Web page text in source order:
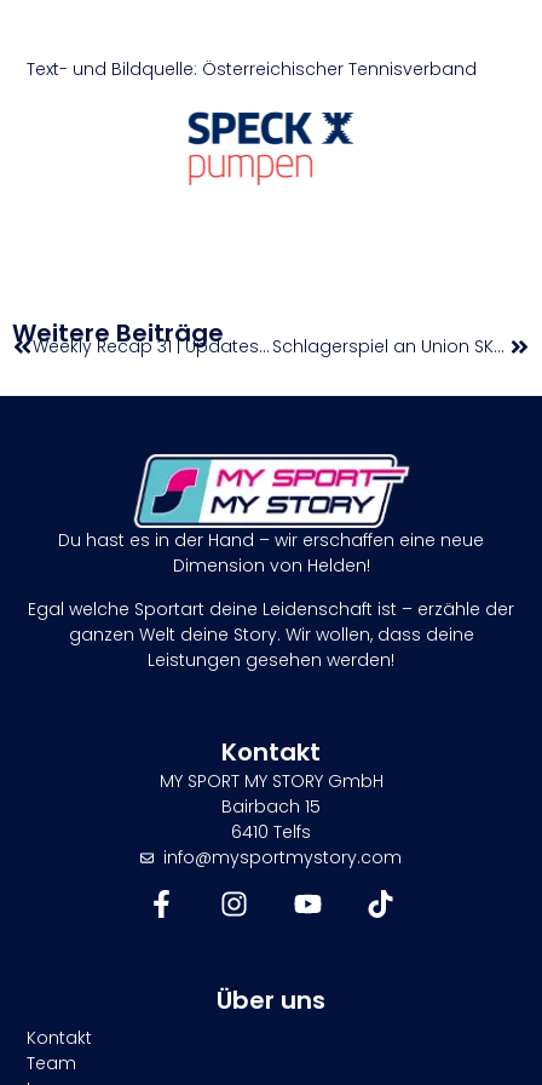
Text- und Bildquelle: Österreichischer Tennisverband
Weitere Beiträge Weekly Recap 31 | Updates aus den Nachwuchs-Superligen (31. Mai) Schlagerspiel an Union SKE Mauthausen | ÖTV-Bundesliga
Du hast es in der Hand – wir erschaffen eine neue
Dimension von Helden!
Egal welche Sportart deine Leidenschaft ist – erzähle der
ganzen Welt deine Story. Wir wollen, dass deine
Leistungen gesehen werden!
Kontakt
MY SPORT MY STORY GmbH
Bairbach 15
6410 Telfs
info@mysportmystory.com
Über uns
Kontakt
Team